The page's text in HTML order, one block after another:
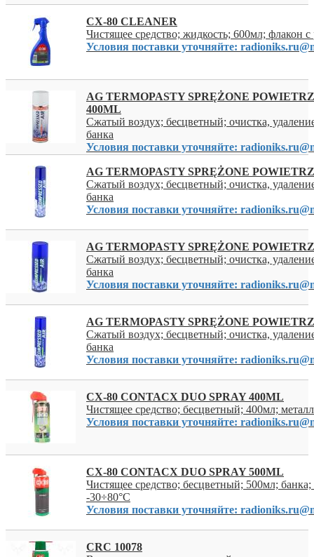
CX-80 CLEANER
Чистящее средство; жидкость; 600мл; флакон
Условия поставки уточняйте:
AG TERMOPASTY SPRĘŻONE
400ML
Сжатый воздух; бесцветный; очистка,
банка
Условия поставки уточняйте:
AG TERMOPASTY SPRĘŻONE
Сжатый воздух; бесцветный; очистка,
банка
Условия поставки уточняйте:
AG TERMOPASTY SPRĘŻONE
Сжатый воздух; бесцветный; очистка,
банка
Условия поставки уточняйте:
AG TERMOPASTY SPRĘŻONE
Сжатый воздух; бесцветный; очистка,
банка
Условия поставки уточняйте:
CX-80 CONTACX DUO SPRAY 400ML
Чистящее средство; бесцветный; 400мл;
Условия поставки уточняйте:
CX-80 CONTACX DUO SPRAY 500ML
Чистящее средство; бесцветный; 500мл;
-30÷80°C
Условия поставки уточняйте:
CRC 10078